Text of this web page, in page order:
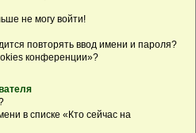
не могу войти!
повторять ввод имени и пароля?
конференции»?
в списке «Кто сейчас на